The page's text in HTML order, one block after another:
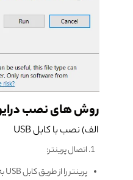
روش های نصب
الف) نصب با کابل USB
اتصال پرینتر:
پرینتر را از طریق کابل USB به رایانه متصل کنید.